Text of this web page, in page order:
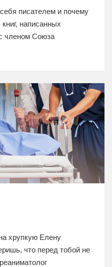
писателем и почему
написанных
членом Союза
хрупкую Елену
что перед тобой не